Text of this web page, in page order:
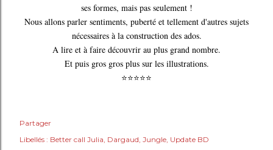
ses formes, mais pas seulement !
Nous allons parler sentiments, puberté et tellement d'autres sujets
nécessaires à la construction des ados.
A lire et à faire découvrir au plus grand nombre.
Et puis gros gros plus sur les illustrations.
⭐⭐⭐⭐⭐
Partager
Libellés : Better call Julia Dargaud Jungle Update BD